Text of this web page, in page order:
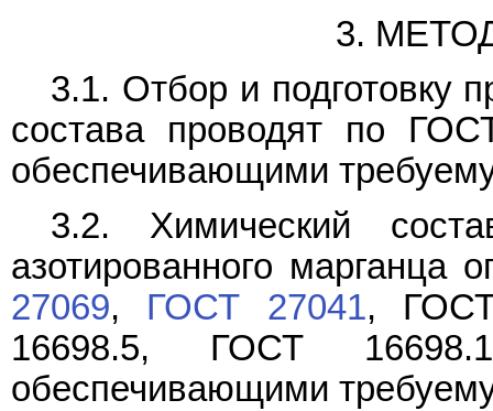
3.
3.1. Отбор и подготовку
состава проводят по
обеспечивающими
3.2. Химический
азотированного марганца
27069, ГОСТ 27041,
16698.5, ГОСТ
обеспечивающими